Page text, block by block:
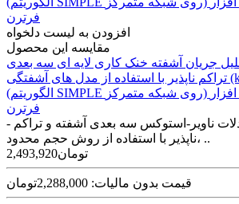
افزودن به لیست دلخواه
مقایسه این محصول
جریان آشفته خنک کاری لایه ای سه بعدی
تراکم ناپذیر با استفاده از مدل های آشفتگی (k-ω(SST و v^2 f-kω
(الگوریتم SIMPLE روی شبکه متمرکز) با استفاده از نرم افزار
فرترن
در برنامه حاضر معادلات ناویر-استوکس سه ­بعدی آشفته و تراکم ­
ناپذیر با استفاده از روش حجم محدود، ..
2,493,920تومان
قیمت بدون مالیات: 2,288,000تومان